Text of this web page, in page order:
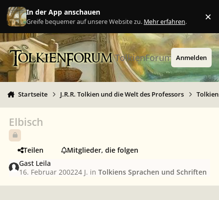
Zu Inhalt springen
In der App anschauen
Greife bequemer auf unsere Website zu. Mehr erfahren. ×
TolkienForum Anmelden
Startseite J.R.R. Tolkien und die Welt des Professors
Elbisch
Teilen
Mitglieder, die folgen
Gast Leila
16. Februar 200224 J. inTolkiens Sprachen und Schriften